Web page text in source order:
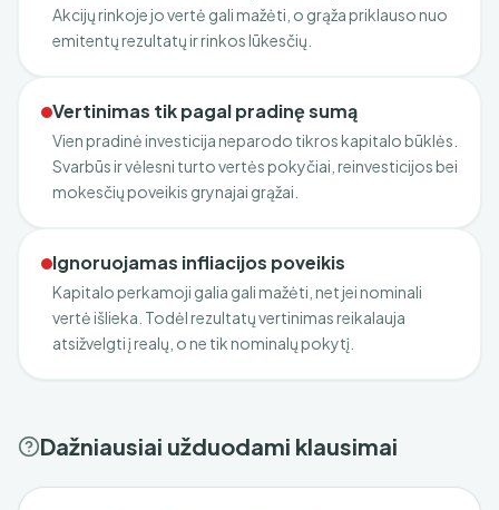
Akcijų rinkoje jo vertė gali mažėti, o grąža priklauso nuo
emitentų rezultatų ir rinkos lūkesčių.
Vertinimas tik pagal pradinę sumą
Vien pradinė investicija neparodo tikros kapitalo būklės.
Svarbūs ir vėlesni turto vertės pokyčiai, reinvesticijos bei
mokesčių poveikis grynajai grąžai.
Ignoruojamas infliacijos poveikis
Kapitalo perkamoji galia gali mažėti, net jei nominali
vertė išlieka. Todėl rezultatų vertinimas reikalauja
atsižvelgti į realų, o ne tik nominalų pokytį.
Dažniausiai užduodami klausimai